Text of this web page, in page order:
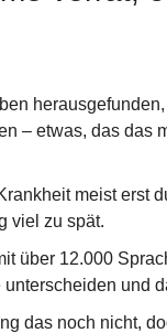
– etwas, das das
meist erst
viel zu spät.
über 12.000
unterscheiden und
das noch nicht,